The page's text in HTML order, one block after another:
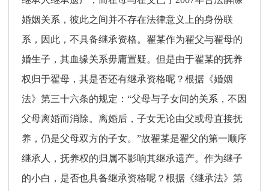
婚姻关系，彼此之间并不存在法律意义上的身份联
系，因此，不具备继承资格。翟某作为翟父与翟母的
婚生子，其血缘关系毋庸置疑。但是由于翟某的抚养
权归于翟母，其是否还有继承资格呢？根据《婚姻
法》第三十六条的规定：“父母与子女间的关系，不因
父母离婚而消除。离婚后，子女无论由父或母直接抚
养，仍是父母双方的子女。”故翟某是翟父的第一顺序
继承人，抚养权的归属不影响其继承遗产。作为继子
的小白，是否也具备继承资格呢？根据《继承法》第